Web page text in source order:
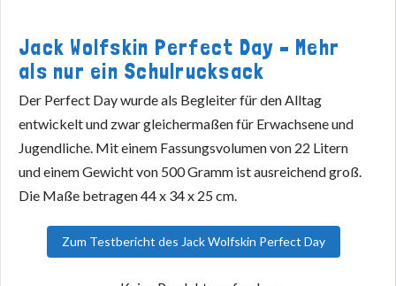
Jack Wolfskin Perfect Day – Mehr
als nur ein Schulrucksack
Der Perfect Day wurde als Begleiter für den Alltag
entwickelt und zwar gleichermaßen für Erwachsene und
Jugendliche. Mit einem Fassungsvolumen von 22 Litern
und einem Gewicht von 500 Gramm ist ausreichend groß.
Die Maße betragen 44 x 34 x 25 cm.
Zum Testbericht des Jack Wolfskin Perfect Day